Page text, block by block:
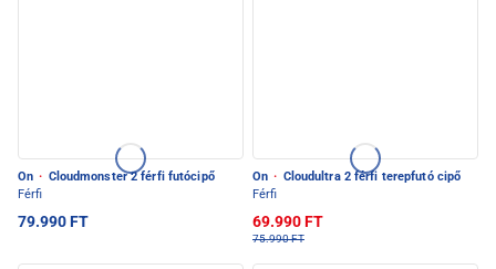
On · Cloudmonster 2 férfi futócipő
Férfi
79.990 FT
On · Cloudultra 2 férfi terepfutó cipő
Férfi
69.990 FT
75.990 FT